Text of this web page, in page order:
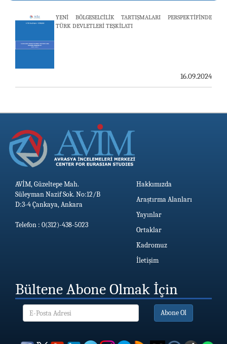
19.06.2026
YENİ BÖLGESELCİLİK TARTIŞMALARI PERSPEKTİFİNDE
TÜRK DEVLETLERİ TEŞKİLATI
16.09.2024
AVİM, Güzeltepe Mah.
Süleyman Nazif Sok. No:12/B
D:3-4 Çankaya, Ankara
Telefon : 0(312)-438-5023
Hakkımızda
Araştırma Alanları
Yayınlar
Ortaklar
Kadromuz
İletişim
Bültene Abone Olmak İçin
Abone Ol